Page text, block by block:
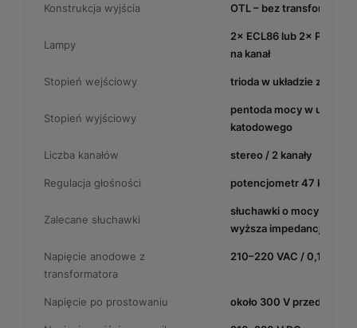
Konstrukcja wyjścia OTL – bez
Lampy
2× ECL86 lub 2× PCL86,
na kanał
Stopień wejściowy trioda w układzie ze
Stopień wyjściowy
pentoda mocy w
katodowego
Liczba kanałów stereo / 2 kanały
Regulacja głośności potencjometr 47 kΩ/B
Zalecane słuchawki
słuchawki o mocy nie
wyższa impedancja jest
Napięcie anodowe z
transformatora
210–220 VAC / 0,1 A
Napięcie po prostowaniu około 300 V przed filtrem